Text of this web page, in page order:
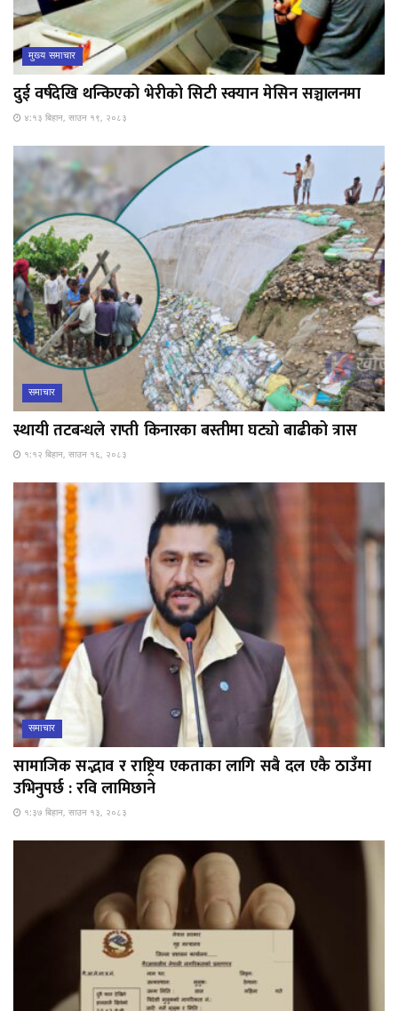
मुख्य समाचार
दुई वर्षदेखि थन्किएको भेरीको सिटी स्क्यान मेसिन सञ्चालनमा
४:१३ बिहान, साउन १९, २०८३
समाचार
स्थायी तटबन्धले राप्ती किनारका बस्तीमा घट्यो बाढीको त्रास
१:१२ बिहान, साउन १६, २०८३
समाचार
सामाजिक सद्भाव र राष्ट्रिय एकताका लागि सबै दल एकै ठाउँमा
उभिनुपर्छ : रवि लामिछाने
१:३७ बिहान, साउन १३, २०८३